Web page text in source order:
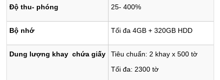
Độ thu- phóng 25- 400%
Bộ nhớ Tối đa 4GB + 320GB HDD
Dung lượng khay chứa giấy
Tiêu chuẩn: 2 khay x 500 tờ
Tối đa: 2300 tờ